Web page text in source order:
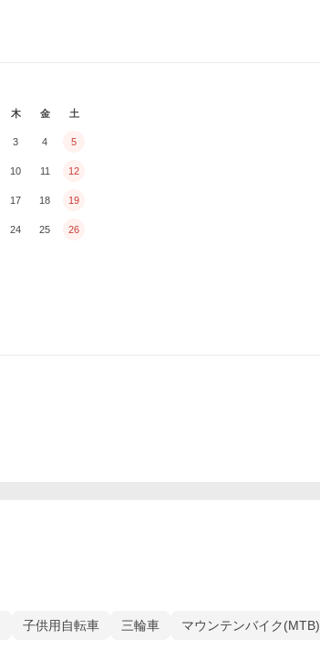
木 金 土
3 4 5
10 11 12
17 18 19
24 25 26
子供用自転車 三輪車 マウンテンバイク(MTB)